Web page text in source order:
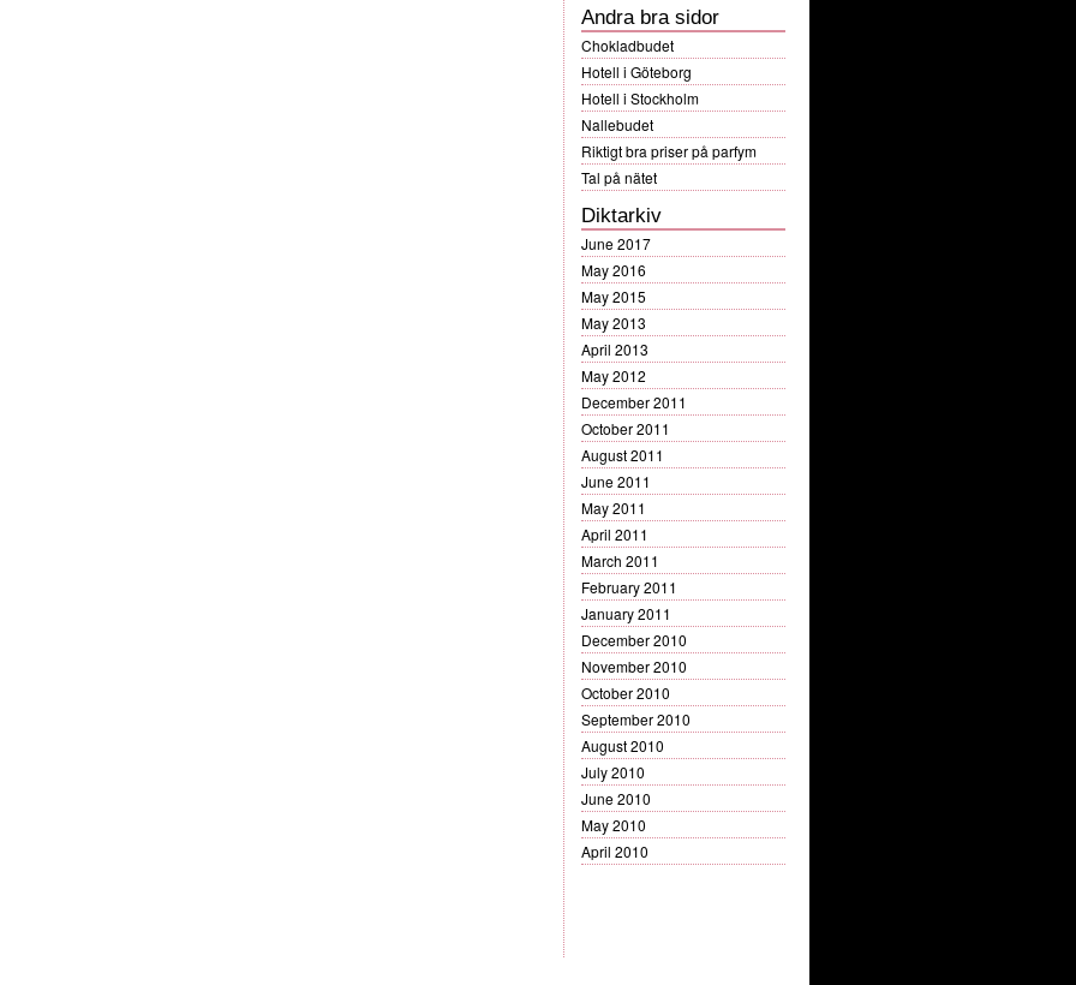
Andra bra sidor
Chokladbudet
Hotell i Göteborg
Hotell i Stockholm
Nallebudet
Riktigt bra priser på parfym
Tal på nätet
Diktarkiv
June 2017
May 2016
May 2015
May 2013
April 2013
May 2012
December 2011
October 2011
August 2011
June 2011
May 2011
April 2011
March 2011
February 2011
January 2011
December 2010
November 2010
October 2010
September 2010
August 2010
July 2010
June 2010
May 2010
April 2010